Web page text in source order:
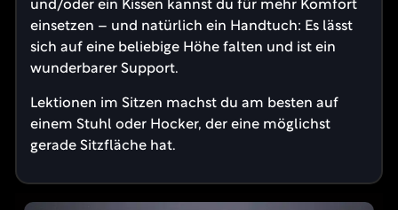
und/oder ein Kissen kannst du für mehr Komfort
einsetzen – und natürlich ein Handtuch: Es lässt
sich auf eine beliebige Höhe falten und ist ein
wunderbarer Support.
Lektionen im Sitzen machst du am besten auf
einem Stuhl oder Hocker, der eine möglichst
gerade Sitzfläche hat.